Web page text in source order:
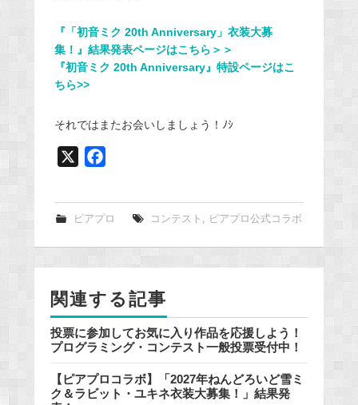
『「初音ミク 20th Anniversary」衣装大募
集！』結果発表ページはこちら＞＞
『初音ミク 20th Anniversary』特設ページはこ
ちら>>
それではまたお会いしましょう！ﾉｼ
e
k
ピアプロ コンテスト , ピアプロ公式コラボ
関連する記事
投票に参加してお気に入り作品を応援しよう！
プログラミング・コンテスト一般投票受付中！
【ピアプロコラボ】「2027年ねんどろいど雪ミ
ク＆ラビット・ユキネ衣装大募集！」結果発